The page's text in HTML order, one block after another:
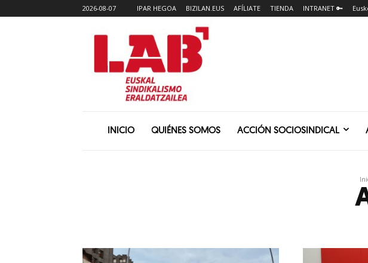
2026-08-07 IPAR HEGOA BIZILAN.EUS AFÍLIATE TIENDA INTRANET 🔑
INICIO QUIÉNES SOMOS ACCIÓN SOCIOSINDICAL